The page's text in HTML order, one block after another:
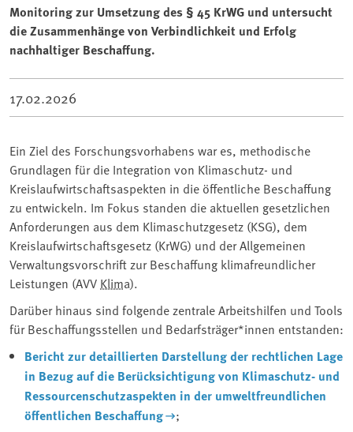
Monitoring zur Umsetzung des § 45 KrWG und untersucht
die Zusammenhänge von Verbindlichkeit und Erfolg
nachhaltiger Beschaffung.
17.02.2026
Ein Ziel des Forschungsvorhabens war es, methodische
Grundlagen für die Integration von Klimaschutz- und
Kreislaufwirtschaftsaspekten in die öffentliche Beschaffung
zu entwickeln. Im Fokus standen die aktuellen gesetzlichen
Anforderungen aus dem Klimaschutzgesetz (KSG), dem
Kreislaufwirtschaftsgesetz (KrWG) und der Allgemeinen
Verwaltungsvorschrift zur Beschaffung klimafreundlicher
Leistungen (AVV Klima).
Darüber hinaus sind folgende zentrale Arbeitshilfen und Tools
für Beschaffungsstellen und Bedarfsträger*innen entstanden:
Bericht zur detaillierten Darstellung der rechtlichen Lage
in Bezug auf die Berücksichtigung von Klimaschutz- und
Ressourcenschutzaspekten in der umweltfreundlichen
öffentlichen Beschaffung
;